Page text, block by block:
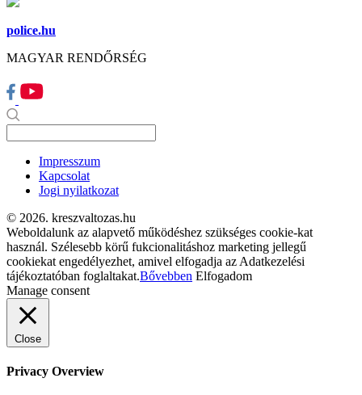
police.hu
MAGYAR RENDŐRSÉG
Impresszum
Kapcsolat
Jogi nyilatkozat
© 2026. kreszvaltozas.hu
Weboldalunk az alapvető működéshez szükséges cookie-kat
használ. Szélesebb körű fukcionalitáshoz marketing jellegű
cookiekat engedélyezhet, amivel elfogadja az Adatkezelési
tájékoztatóban foglaltakat.Bővebben Elfogadom
Manage consent
Close
Privacy Overview